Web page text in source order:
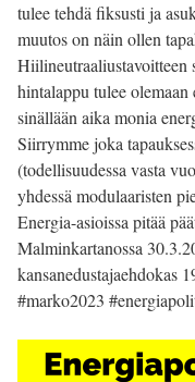
tulee tehdä fiksusti ja
muutos on näin ollen
Hiilineutraaliustavoitteen
hintalappu tulee
sinällään aika monia
Siirrymme joka
(todellisuudessa vasta
yhdessä modulaaristen
Energia-asioissa pitää
Malminkartanossa
kansanedustajaehdokas
#marko2023